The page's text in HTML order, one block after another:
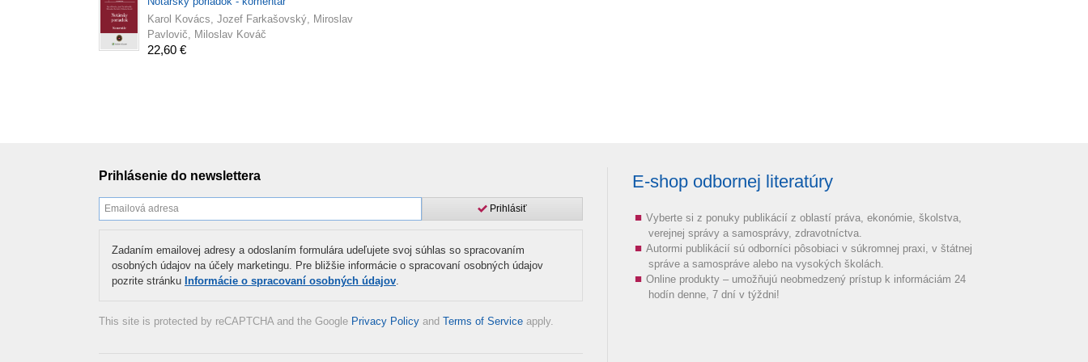
Karol Kovács, Jozef Farkašovský, Miroslav
Pavlovič, Miloslav Kováč
22,60 €
Prihlásenie do newslettera
Prihlásiť
Zadaním emailovej adresy a odoslaním formulára udeľujete svoj súhlas so spracovaním
osobných údajov na účely marketingu. Pre bližšie informácie o spracovaní osobných údajov
pozrite stránku Informácie o spracovaní osobných údajov
This site is protected by reCAPTCHA and the Google Privacy Policy and Terms of Service apply.
E-shop odbornej literatúry
Vyberte si z ponuky publikácií z oblastí práva, ekonómie, školstva,
verejnej správy a samosprávy, zdravotníctva.
Autormi publikácií sú odborníci pôsobiaci v súkromnej praxi, v štátnej
správe a samospráve alebo na vysokých školách.
Online produkty – umožňujú neobmedzený prístup k informáciám 24
hodín denne, 7 dní v týždni!